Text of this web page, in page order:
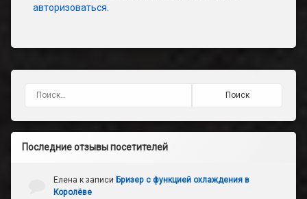
авторизоваться
Последние отзывы посетителей
Елена к записи Бризер с функцией охлаждения в
Королёве